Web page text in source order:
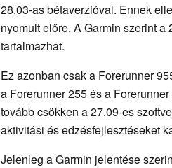
28.03-as bétaverzióval. Ennek
nyomult előre. A Garmin szerint
tartalmazhat.
Ez azonban csak a Forerunner
a Forerunner 255 és a
tovább csökken a 27.09-es
aktivitási és edzésfejlesztéseket
Jelenleg a Garmin jelentése